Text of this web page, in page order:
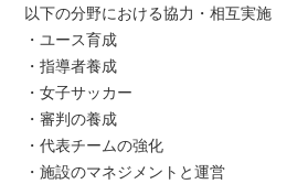
以下の分野における協力・相互実施
・ユース育成
・指導者養成
・女子サッカー
・審判の養成
・代表チームの強化
・施設のマネジメントと運営